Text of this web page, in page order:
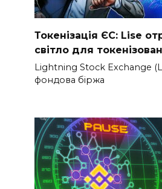
Токенізація ЄС: Lise
світло для
Lightning Stock Exchange
фондова біржа